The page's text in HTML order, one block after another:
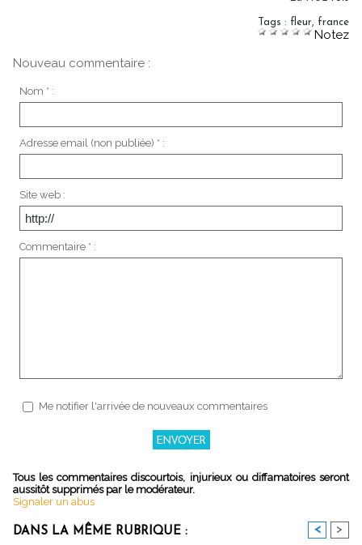
Tags : fleur france
Notez
Nouveau commentaire :
Nom * :
Adresse email (non publiée) * :
Site web :
Commentaire * :
Me notifier l'arrivée de nouveaux commentaires
Tous les commentaires discourtois, injurieux ou diffamatoires seront
aussitôt supprimés par le modérateur.
Signaler un abus
DANS LA MÊME RUBRIQUE : < >